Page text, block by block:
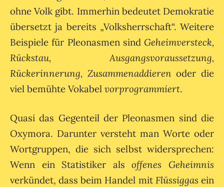
ohne Volk gibt. Immerhin bedeutet Demokratie
übersetzt ja bereits „Volksherrschaft“. Weitere
Beispiele für Pleonasmen sind Geheimversteck,
Rückstau, Ausgangsvoraussetzung,
Rückerinnerung, Zusammenaddieren oder die
viel bemühte Vokabel vorprogrammiert.
Quasi das Gegenteil der Pleonasmen sind die
Oxymora. Darunter versteht man Worte oder
Wortgruppen, die sich selbst widersprechen:
Wenn ein Statistiker alsoffenes Geheimnis
verkündet, dass beim Handel mit Flüssiggas ein